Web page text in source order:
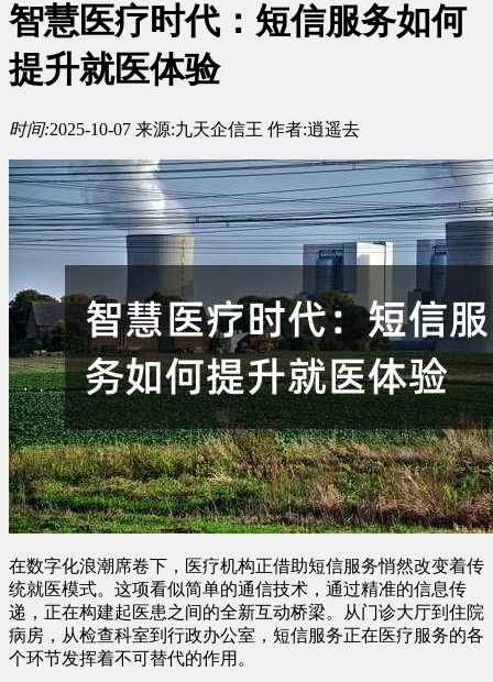
智慧医疗时代：短信服务如何
提升就医体验
时间:2025-10-07 来源:九天企信王 作者:逍遥去
在数字化浪潮席卷下，医疗机构正借助短信服务悄然改变着传
统就医模式。这项看似简单的通信技术，通过精准的信息传
递，正在构建起医患之间的全新互动桥梁。从门诊大厅到住院
病房，从检查科室到行政办公室，短信服务正在医疗服务的各
个环节发挥着不可替代的作用。